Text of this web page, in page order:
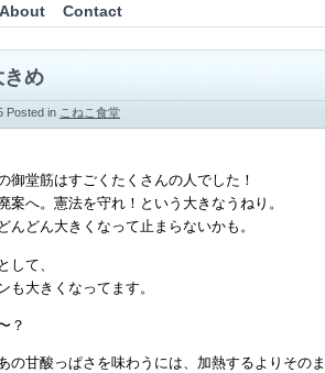
About Contact
きめ
Posted in こねこ食堂
御堂筋はすごくたくさんの人でした！
案へ。憲法を守れ！という大きなうねり。
んどん大きくなって止まらないかも。
して、
も大きくなってます。
？
の甘酸っぱさを味わうには、加熱するよりその